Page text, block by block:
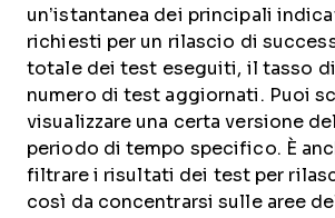
un’istantanea dei principali
richiesti per un rilascio di
totale dei test eseguiti, il tasso
numero di test aggiornati. Puoi
visualizzare una certa versione
periodo di tempo specifico. È
filtrare i risultati dei test per
così da concentrarsi sulle aree